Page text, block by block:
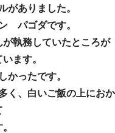
がありました。
パゴダです。
執務していたところが
ます。
かったです。
く、白いご飯の上におか